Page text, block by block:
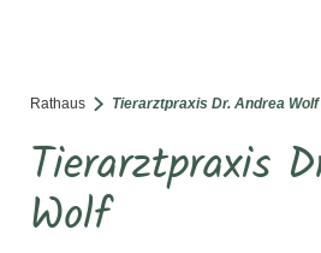
Rathaus Tierarztpraxis Dr. Andrea Wolf
Tierarztpraxis
Wolf